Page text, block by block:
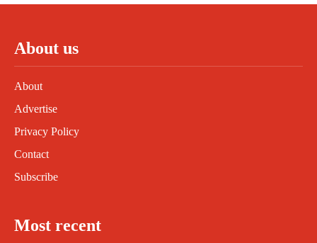
About us
About
Advertise
Privacy Policy
Contact
Subscribe
Most recent